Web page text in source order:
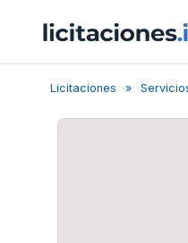
Licitaciones